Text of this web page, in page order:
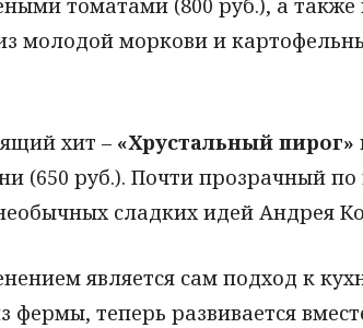
молодой моркови и
хит – «Хрустальный пирог»
(650 руб.). Почти прозрачный по
сладких идей Андрея
является сам подход к
фермы, теперь развивается